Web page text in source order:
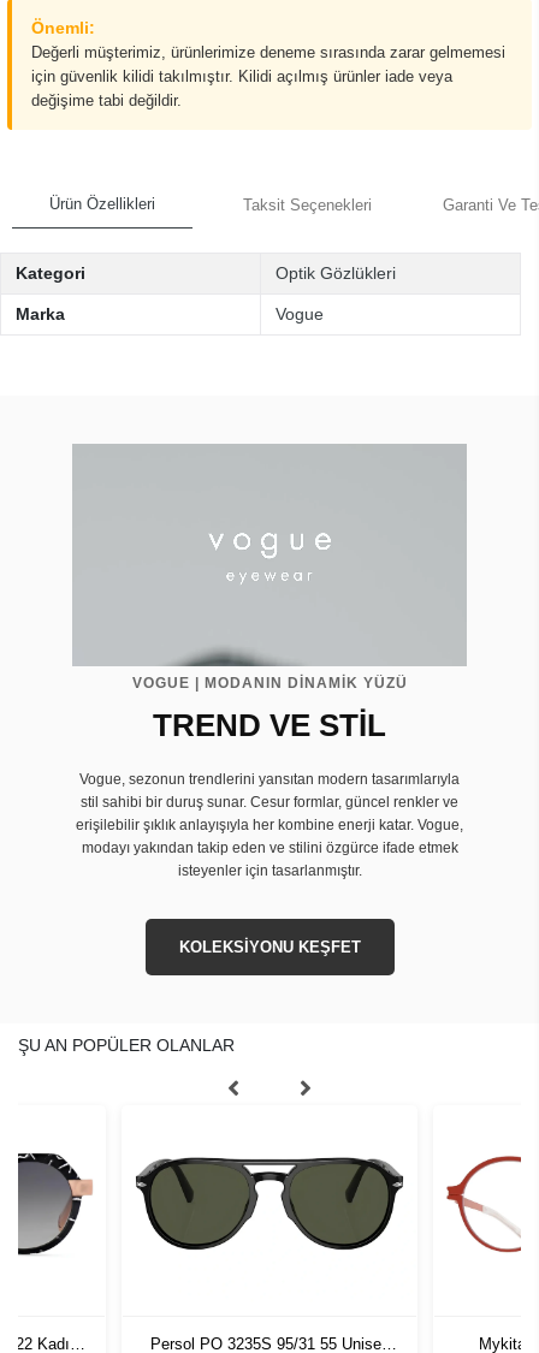
Önemli:
Değerli müşterimiz, ürünlerimize deneme sırasında zarar gelmemesi
için güvenlik kilidi takılmıştır. Kilidi açılmış ürünler iade veya
değişime tabi değildir.
Ürün Özellikleri Taksit Seçenekleri Garanti Ve
Kategori Optik Gözlükleri
Marka Vogue
VOGUE | MODANIN DİNAMİK YÜZÜ
TREND VE STİL
Vogue, sezonun trendlerini yansıtan modern tasarımlarıyla
stil sahibi bir duruş sunar. Cesur formlar, güncel renkler ve
erişilebilir şıklık anlayışıyla her kombine enerji katar. Vogue,
modayı yakından takip eden ve stilini özgürce ifade etmek
isteyenler için tasarlanmıştır.
KOLEKSİYONU KEŞFET
ŞU AN POPÜLER OLANLAR
Kadın Persol PO 3235S 95/31 55 Unisex Mykita